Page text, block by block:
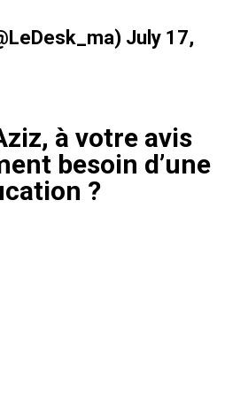
July 17,
à votre avis
besoin d’une
?